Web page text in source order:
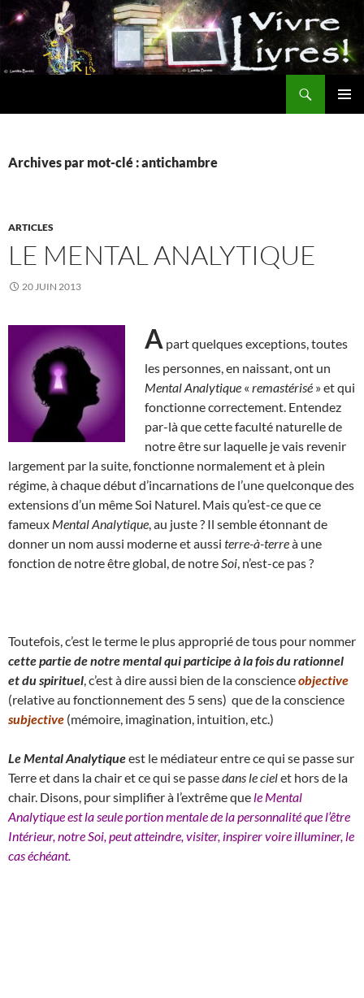
Aller
au
contenu
Archives par mot-clé : antichambre
ARTICLES
LE MENTAL ANALYTIQUE
20 JUIN 2013
A part quelques exceptions, toutes
les personnes, en naissant, ont un
Mental Analytique « remastérisé » et qui
fonctionne correctement. Entendez
par-là que cette faculté naturelle de
notre être sur laquelle je vais revenir
largement par la suite, fonctionne normalement et à plein
régime, à chaque début d’incarnations de l’une quelconque des
extensions d’un même Soi Naturel. Mais qu’est-ce que ce
fameux Mental Analytique , au juste ? Il semble étonnant de
donner un nom aussi moderne et aussi terre-à-terreà une
fonction de notre être global, de notre Soi , n’est-ce pas ?
Toutefois, c’est le terme le plus approprié de tous pour nommer
cette partie de notre mental qui participe à la fois du rationnel
et du spirituel , c’est à dire aussi bien de la conscienceobjective
(relative au fonctionnement des 5 sens) que de la conscience
subjective (mémoire, imagination, intuition, etc.)
Le Mental Analytiqueest le médiateur entre ce qui se passe sur
Terre et dans la chair et ce qui se passedans le cielet hors de la
chair. Disons, pour simplifier à l’extrême que le Mental
Analytique est la seule portion mentale de la personnalité que l’être
Intérieur, notre Soi, peut atteindre, visiter, inspirer voire illuminer, le
cas échéant.